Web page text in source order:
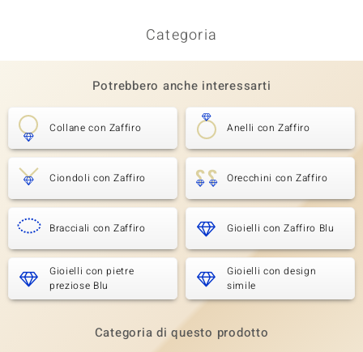
Categoria
Potrebbero anche interessarti
Collane con Zaffiro Anelli con Zaffiro
Ciondoli con Zaffiro Orecchini con Zaffiro
Bracciali con Zaffiro Gioielli con Zaffiro Blu
Gioielli con pietre
preziose Blu
Gioielli con design
simile
Categoria di questo prodotto